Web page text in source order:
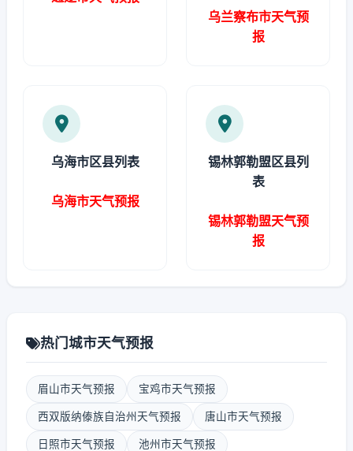
乌兰察布市天气预
报
乌海市区县列表
乌海市天气预报
锡林郭勒盟区县列
表
锡林郭勒盟天气预
报
热门城市天气预报
眉山市天气预报 宝鸡市天气预报
西双版纳傣族自治州天气预报 唐山市天气预报
日照市天气预报 池州市天气预报